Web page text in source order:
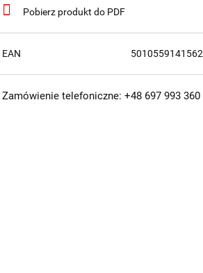
Pobierz produkt do PDF
EAN 5010559141562
Zamówienie telefoniczne: +48 697 993 360